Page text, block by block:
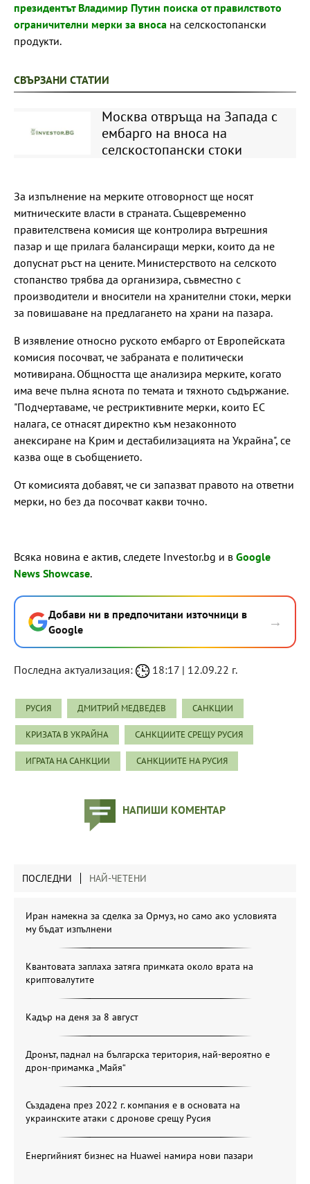
президентът Владимир Путин поиска от правилството
ограничителни мерки за вноса на селскостопански
продукти.
СВЪРЗАНИ СТАТИИ
Москва отвръща на Запада с
ембарго на вноса на
селскостопански стоки
За изпълнение на мерките отговорност ще носят
митническите власти в страната. Същевременно
правителствена комисия ще контролира вътрешния
пазар и ще прилага балансиращи мерки, които да не
допуснат ръст на цените. Министерството на селското
стопанство трябва да организира, съвместно с
производители и вносители на хранителни стоки, мерки
за повишаване на предлагането на храни на пазара.
В изявление относно руското ембарго от Европейската
комисия посочват, че забраната е политически
мотивирана. Общността ще анализира мерките, когато
има вече пълна яснота по темата и тяхното съдържание.
"Подчертаваме, че рестриктивните мерки, които ЕС
налага, се отнасят директно към незаконното
анексиране на Крим и дестабилизацията на Украйна", се
казва още в съобщението.
От комисията добавят, че си запазват правото на ответни
мерки, но без да посочват какви точно.
Всяка новина е актив, следете Investor.bg и в Google
News Showcase.
Добави ни в предпочитани източници в
Google
→
Последна актуализация: 18:17 | 12.09.22 г.
РУСИЯ ДМИТРИЙ МЕДВЕДЕВ САНКЦИИ
КРИЗАТА В УКРАЙНА САНКЦИИТЕ СРЕЩУ РУСИЯ
ИГРАТА НА САНКЦИИ САНКЦИИТЕ НА РУСИЯ
НАПИШИ КОМЕНТАР
ПОСЛЕДНИ НАЙ-ЧЕТЕНИ
Иран намекна за сделка за Ормуз, но само ако условията
му бъдат изпълнени
Квантовата заплаха затяга примката около врата на
криптовалутите
Кадър на деня за 8 август
Дронът, паднал на българска територия, най-вероятно е
дрон-примамка „Майя“
Създадена през 2022 г. компания е в основата на
украинските атаки с дронове срещу Русия
Енергийният бизнес на Huawei намира нови пазари